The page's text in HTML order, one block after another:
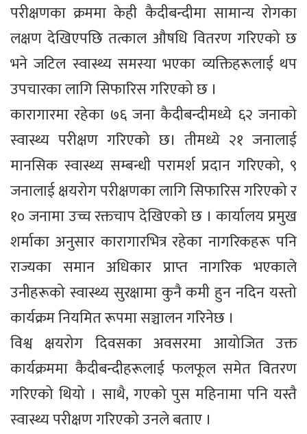
परीक्षणका क्रममा केही कैदीबन्दीमा सामान्य रोगका
लक्षण देखिएपछि तत्काल औषधि वितरण गरिएको छ
भने जटिल स्वास्थ्य समस्या भएका व्यक्तिहरूलाई थप
उपचारका लागि सिफारिस गरिएको छ ।
कारागारमा रहेका ७६ जना कैदीबन्दीमध्ये ६२ जनाको
स्वास्थ्य परीक्षण गरिएको छ। तीमध्ये २१ जनालाई
मानसिक स्वास्थ्य सम्बन्धी परामर्श प्रदान गरिएको, ९
जनालाई क्षयरोग परीक्षणका लागि सिफारिस गरिएको र
१० जनामा उच्च रक्तचाप देखिएको छ । कार्यालय प्रमुख
शर्माका अनुसार कारागारभित्र रहेका नागरिकहरू पनि
राज्यका समान अधिकार प्राप्त नागरिक भएकाले
उनीहरूको स्वास्थ्य सुरक्षामा कुनै कमी हुन नदिन यस्तो
कार्यक्रम नियमित रूपमा सञ्चालन गरिनेछ ।
विश्व क्षयरोग दिवसका अवसरमा आयोजित उक्त
कार्यक्रममा कैदीबन्दीहरूलाई फलफूल समेत वितरण
गरिएको थियो । साथै, गएको पुस महिनामा पनि यस्तै
स्वास्थ्य परीक्षण गरिएको उनले बताए ।